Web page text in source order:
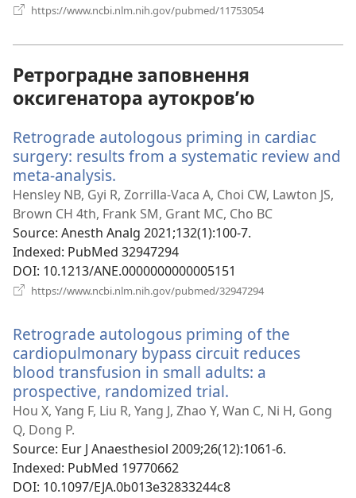
https://www.ncbi.nlm.nih.gov/pubmed/11753054
Ретроградне заповнення
оксигенатора аутокров’ю
Retrograde autologous priming in cardiac
surgery: results from a systematic review and
meta-analysis.
у
новому
вікні)
Hensley NB, Gyi R, Zorrilla-Vaca A, Choi CW, Lawton JS,
Brown CH 4th, Frank SM, Grant MC, Cho BC
Source‎: Anesth Analg 2021;132(1):100-7.
Indexed‎: PubMed 32947294
DOI‎: 10.1213/ANE.0000000000005151
https://www.ncbi.nlm.nih.gov/pubmed/32947294
вікні)
Retrograde autologous priming of the
cardiopulmonary bypass circuit reduces
blood transfusion in small adults: a
prospective, randomized trial.
у
вікні)
Hou X, Yang F, Liu R, Yang J, Zhao Y, Wan C, Ni H, Gong
Q, Dong P.
Source‎: Eur J Anaesthesiol 2009;26(12):1061-6.
Indexed‎: PubMed 19770662
DOI‎: 10.1097/EJA.0b013e32833244c8